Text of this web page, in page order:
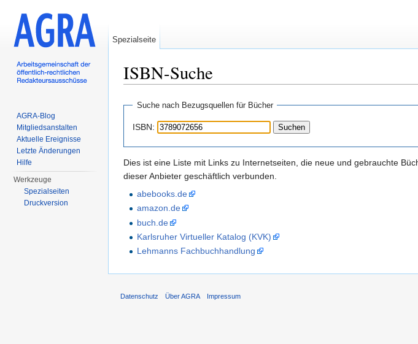
ISBN-Suche
Suche nach Bezugsquellen für Bücher
ISBN:
Dies ist eine Liste mit Links zu Internetseiten, die neue und gebrauchte
dieser Anbieter geschäftlich verbunden.
abebooks.de
amazon.de
buch.de
Karlsruher Virtueller Katalog (KVK)
Lehmanns Fachbuchhandlung
Spezialseite
AGRA-Blog
Mitgliedsanstalten
Aktuelle Ereignisse
Letzte Änderungen
Hilfe
Werkzeuge
Spezialseiten
Druckversion
Datenschutz Über AGRA Impressum